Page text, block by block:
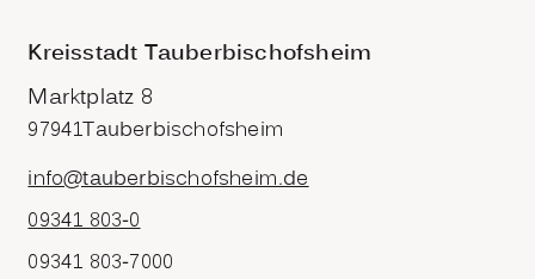
Kreisstadt Tauberbischofsheim
Marktplatz 8
97941Tauberbischofsheim
info@tauberbischofsheim.de
09341 803-0
09341 803-7000